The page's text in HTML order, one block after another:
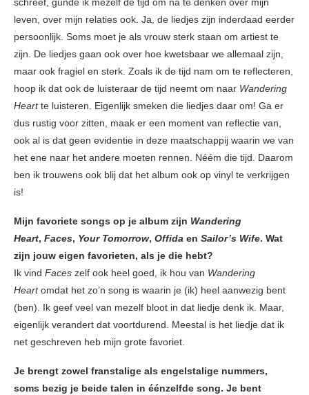
schreef, gunde ik mezelf de tijd om na te denken over mijn
leven, over mijn relaties ook. Ja, de liedjes zijn inderdaad eerder
persoonlijk. Soms moet je als vrouw sterk staan om artiest te
zijn. De liedjes gaan ook over hoe kwetsbaar we allemaal zijn,
maar ook fragiel en sterk. Zoals ik de tijd nam om te reflecteren,
hoop ik dat ook de luisteraar de tijd neemt om naar Wandering
Heartte luisteren. Eigenlijk smeken die liedjes daar om! Ga er
dus rustig voor zitten, maak er een moment van reflectie van,
ook al is dat geen evidentie in deze maatschappij waarin we van
het ene naar het andere moeten rennen. Néém die tijd. Daarom
ben ik trouwens ook blij dat het album ook op vinyl te verkrijgen
is!
Mijn favoriete songs op je album zijn Wandering
Heart, Faces, Your Tomorrow, Offida en Sailor’s Wife. Wat
zijn jouw eigen favorieten, als je die hebt?
Ik vind Faces zelf ook heel goed, ik hou van Wandering
Heartomdat het zo’n song is waarin je (ik) heel aanwezig bent
(ben). Ik geef veel van mezelf bloot in dat liedje denk ik. Maar,
eigenlijk verandert dat voortdurend. Meestal is het liedje dat ik
net geschreven heb mijn grote favoriet.
Je brengt zowel franstalige als engelstalige nummers,
soms bezig je beide talen in éénzelfde song. Je bent